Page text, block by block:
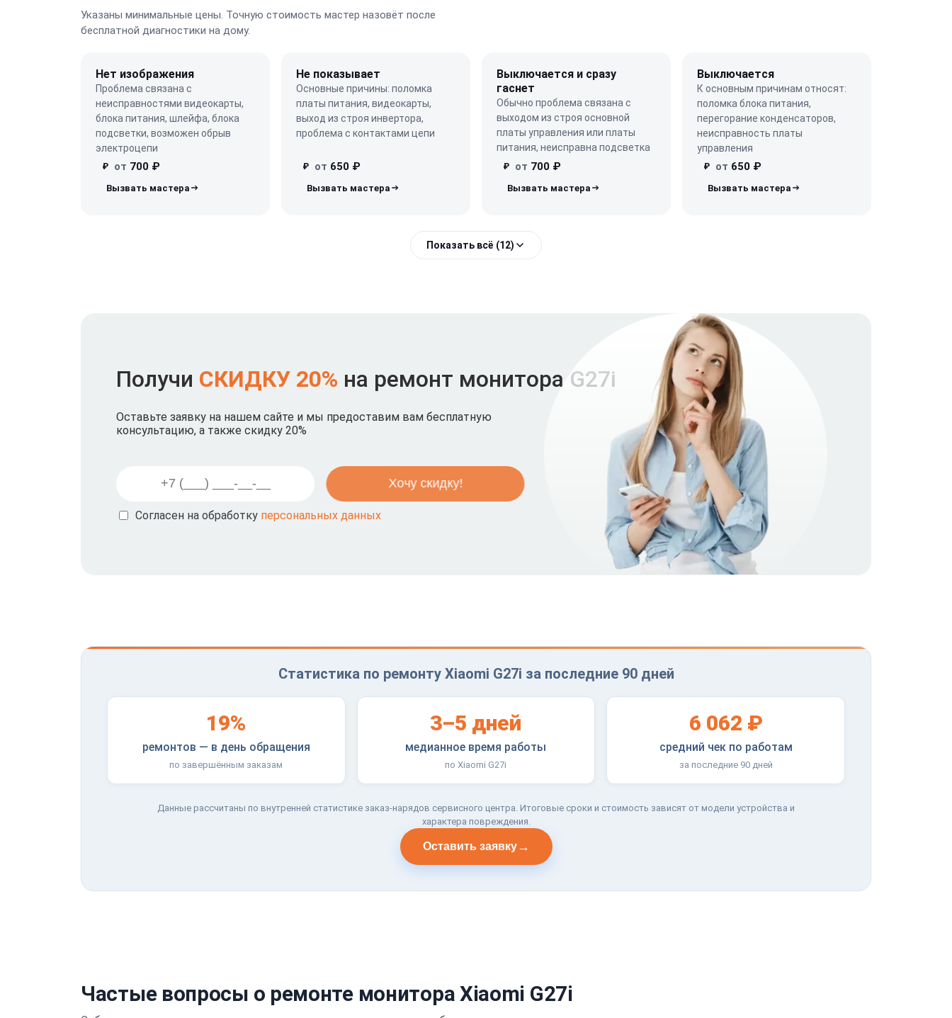
Указаны минимальные цены. Точную стоимость мастер назовёт после
бесплатной диагностики на дому.
Нет изображения
Проблема связана с
неисправностями видеокарты,
блока питания, шлейфа, блока
подсветки, возможен обрыв
электроцепи
₽ от 700 ₽
Не показывает
Основные причины: поломка
платы питания, видеокарты,
выход из строя инвертора,
проблема с контактами цепи
₽ от 650 ₽
Выключается и сразу
гаснет
Обычно проблема связана с
выходом из строя основной
платы управления или платы
питания, неисправна подсветка
₽ от 700 ₽
Выключается
К основным причинам относят:
поломка блока питания,
перегорание конденсаторов,
неисправность платы
управления
₽ от 650 ₽
Показать всё (12)
Получи СКИДКУ 20% на ремонт монитора G27i
Оставьте заявку на нашем сайте и мы предоставим вам бесплатную
консультацию, а также скидку 20%
Согласен на обработку персональных данных
Статистика по ремонту Xiaomi G27i за последние 90 дней
19%
ремонтов — в день обращения
по завершённым заказам
3–5 дней
медианное время работы
по Xiaomi G27i
6 062 ₽
средний чек по работам
за последние 90 дней
Данные рассчитаны по внутренней статистике заказ-нарядов сервисного центра. Итоговые сроки и стоимость зависят от модели устройства и
характера повреждения.
Оставить заявку→
Частые вопросы о ремонте монитора Xiaomi G27i